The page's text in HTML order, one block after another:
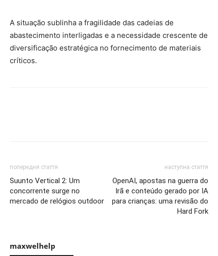
A situação sublinha a fragilidade das cadeias de
abastecimento interligadas e a necessidade crescente de
diversificação estratégica no fornecimento de materiais
críticos.
попередня стаття
Suunto Vertical 2: Um
concorrente surge no
mercado de relógios outdoor
наступна стаття
OpenAI, apostas na guerra do
Irã e conteúdo gerado por IA
para crianças: uma revisão do
Hard Fork
maxwelhelp